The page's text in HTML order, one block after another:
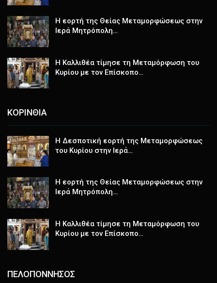
Η εορτή της Θείας Μεταμορφώσεως στην
Ιερά Μητρόπολη…
Η Καλλιθέα τίμησε τη Μεταμόρφωση του
Κυρίου με τον Επίσκοπο…
ΚΟΡΙΝΘΙΑ
Η Δεσποτική εορτή της Μεταμορφώσεως
του Κυρίου στην Ιερά…
Η εορτή της Θείας Μεταμορφώσεως στην
Ιερά Μητρόπολη…
Η Καλλιθέα τίμησε τη Μεταμόρφωση του
Κυρίου με τον Επίσκοπο…
ΠΕΛΟΠΟΝΝΗΣΟΣ